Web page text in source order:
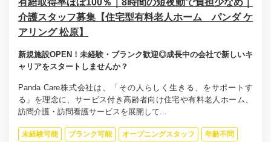
有給取得率ほぼ100％｜8時間の短夜勤で負担少なめ｜
介護スタッフ募集【住宅型有料老人ホーム パンダ ケ
アリング 松原】
新規施設OPEN！未経験・ブランク歓迎◎成長中の会社で新しいキ
ャリアをスタートしませんか？
Panda Care株式会社は、「その人らしく生きる、をサポートす
る」を理念に、サービス付き高齢者向け住宅や有料老人ホーム、
訪問介護・訪問看護サービスを展開して...
未経験可能 ブランク可能 オープニングスタッフ 年齢不問